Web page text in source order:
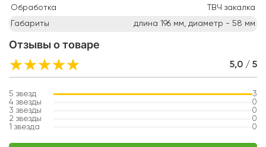
Обработка
ТВЧ закалка
Габариты
длина 196 мм, диаметр - 58 мм
Отзывы о товаре
5,0 / 5
5 звезд
3
4 звезды
0
3 звезды
0
2 звезды
0
1 звезда 0